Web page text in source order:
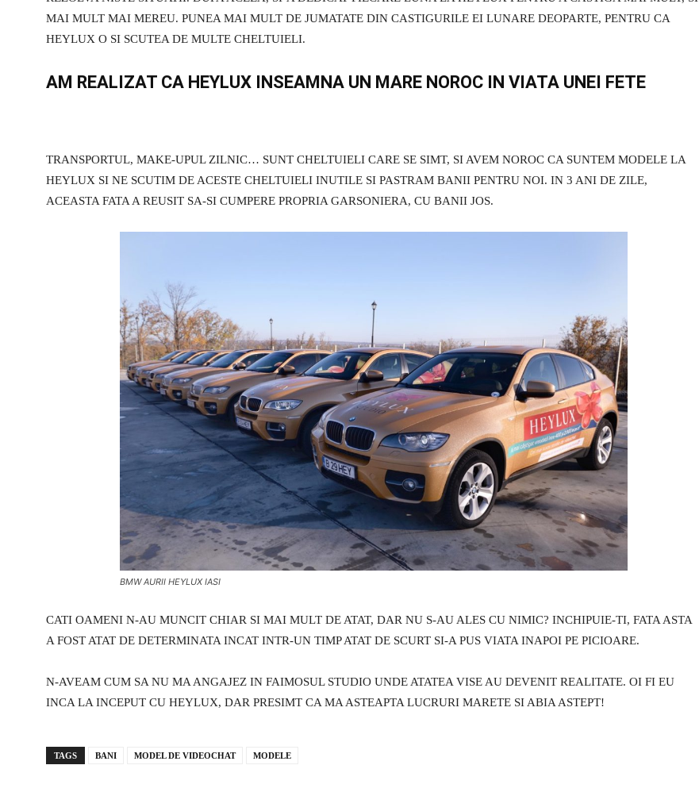
MAI MULT MAI MEREU. PUNEA MAI MULT DE JUMATATE DIN CASTIGURILE EI LUNARE DEOPARTE, PENTRU CA
HEYLUX O SI SCUTEA DE MULTE CHELTUIELI.
AM REALIZAT CA HEYLUX INSEAMNA UN MARE NOROC IN VIATA UNEI FETE
TRANSPORTUL, MAKE-UPUL ZILNIC… SUNT CHELTUIELI CARE SE SIMT, SI AVEM NOROC CA SUNTEM MODELE LA
HEYLUX SI NE SCUTIM DE ACESTE CHELTUIELI INUTILE SI PASTRAM BANII PENTRU NOI. IN 3 ANI DE ZILE,
ACEASTA FATA A REUSIT SA-SI CUMPERE PROPRIA GARSONIERA, CU BANII JOS.
BMW AURII HEYLUX IASI
CATI OAMENI N-AU MUNCIT CHIAR SI MAI MULT DE ATAT, DAR NU S-AU ALES CU NIMIC? INCHIPUIE-TI, FATA ASTA
A FOST ATAT DE DETERMINATA INCAT INTR-UN TIMP ATAT DE SCURT SI-A PUS VIATA INAPOI PE PICIOARE.
N-AVEAM CUM SA NU MA ANGAJEZ IN FAIMOSUL STUDIO UNDE ATATEA VISE AU DEVENIT REALITATE. OI FI EU
INCA LA INCEPUT CU HEYLUX, DAR PRESIMT CA MA ASTEAPTA LUCRURI MARETE SI ABIA ASTEPT!
TAGS BANI MODEL DE VIDEOCHAT MODELE